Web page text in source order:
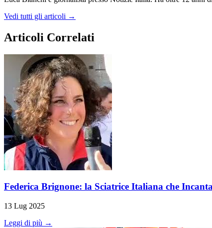
Vedi tutti gli articoli →
Articoli Correlati
Federica Brignone: la Sciatrice Italiana che
13 Lug 2025
Leggi di più →